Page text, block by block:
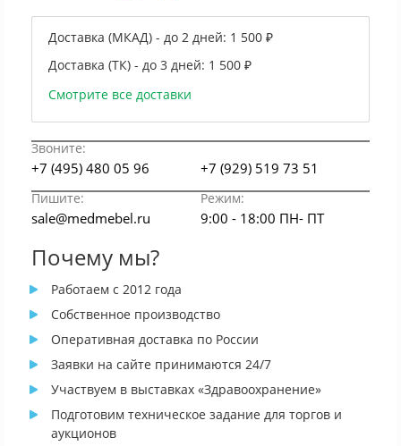
Доставка (МКАД) - до 2 дней: 1 500 ₽
Доставка (ТК) - до 3 дней: 1 500 ₽
Смотрите все доставки
Звоните:
+7 (495) 480 05 96 +7 (929) 519 73 51
Пишите: Режим:
sale@medmebel.ru 9:00 - 18:00 ПН- ПТ
Почему мы?
Работаем с 2012 года
Собственное производство
Оперативная доставка по России
Заявки на сайте принимаются 24/7
Участвуем в выставках «Здравоохранение»
Подготовим техническое задание для торгов и
аукционов